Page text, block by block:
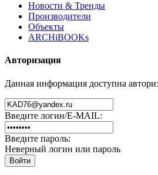
Новости & Тренды
Производители
Объекты
ARCHiBOOKs
Авторизация
Данная информация доступна
Введите логин/E-MAIL:
Введите пароль:
Неверный логин или пароль